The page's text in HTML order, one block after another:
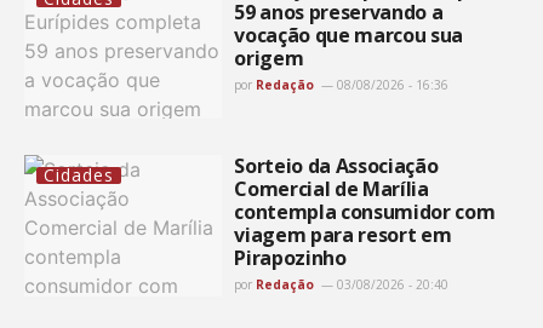
59 anos preservando a
vocação que marcou sua
origem
por Redação 08/08/2026 - 16:36
Cidades
Sorteio da Associação
Comercial de Marília
contempla consumidor com
viagem para resort em
Pirapozinho
por Redação 03/08/2026 - 20:40